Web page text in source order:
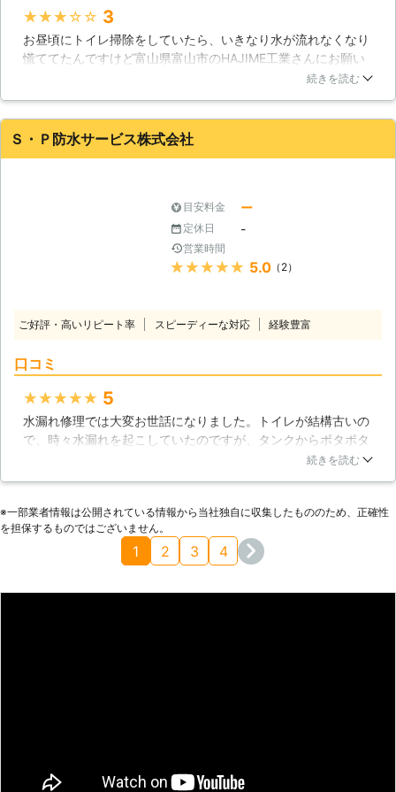
★★★★★ 3
お昼頃にトイレ掃除をしていたら、いきなり水が流れなくなり
慌ててたんですけど富山県富山市のHAJIME工業さんにお願い
することにしました。不安の中、駆けつけてくれた担当の方は
ずは専門家に相談することは大切だと思いました。
富山県 富山市 2018年12月25日
続きを読む
Ｓ・Ｐ防水サービス株式会社
目安料金 ー
定休日 -
営業時間
★★★★★ 5.0（2）
ご好評・高いリピート率 スピーディーな対応 経験豊富
口コミ
★★★★★ 5
水漏れ修理では大変お世話になりました。トイレが結構古いの
で、時々水漏れを起こしていたのですが、タンクからポタポタ
とこぼれるようになってからは、ちゃんと業者さんにお願いし
原因を見つけて完璧に直してくださいました。
2016年11月30日
続きを読む
※⼀部業者情報は公開されている情報から当社独⾃に収集したもののため、正確性
を担保するものではございません。
1 2 3 4